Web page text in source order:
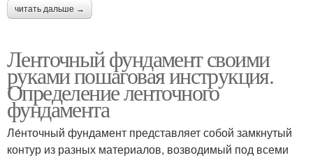
читать дальше →
Ленточный фундамент своими
руками пошаговая инструкция.
Определение ленточного
фундамента
Ле́нточный фундамент представляет собой замкнутый
контур из разных материалов, возводимый под всеми